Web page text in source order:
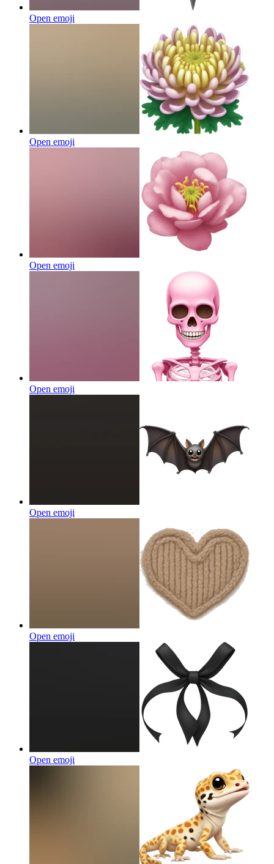
Open emoji
Open emoji
Open emoji
Open emoji
Open emoji
Open emoji
Open emoji